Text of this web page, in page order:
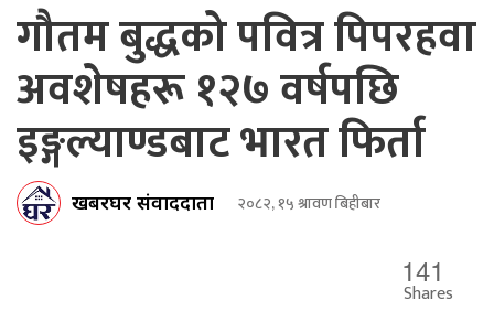
गौतम बुद्धको पवित्र पिपरहवा
अवशेषहरू १२७ वर्षपछि
इङ्गल्याण्डबाट भारत फिर्ता
खबरघर संवाददाता २०८२, १५ श्रावण बिहीबार
141
Shares